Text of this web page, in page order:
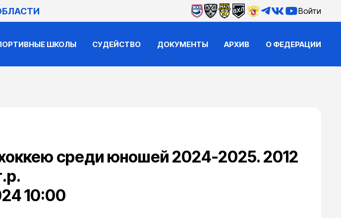
Войти
ШКОЛЫ СУДЕЙСТВО ДОКУМЕНТЫ АРХИВ О ФЕДЕРАЦИИ
среди юношей 2024-2025. 2012
10:00